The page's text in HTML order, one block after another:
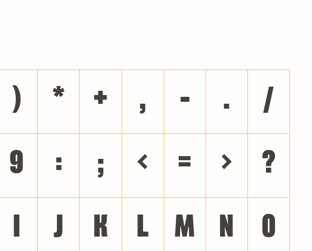
) * + , - . /
9 : ; < = > ?
I J K L M N O